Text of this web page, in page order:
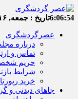
6:06:55تاریخ : جمعه, ۱۶ مرداد , ۱۴۰۵
عصرگردشگری
درباره
تماس و
حریم
شرایط
خرید
جاهای دیدنی و